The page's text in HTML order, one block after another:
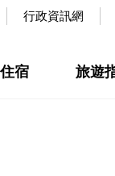
行政資訊網
住宿 旅遊